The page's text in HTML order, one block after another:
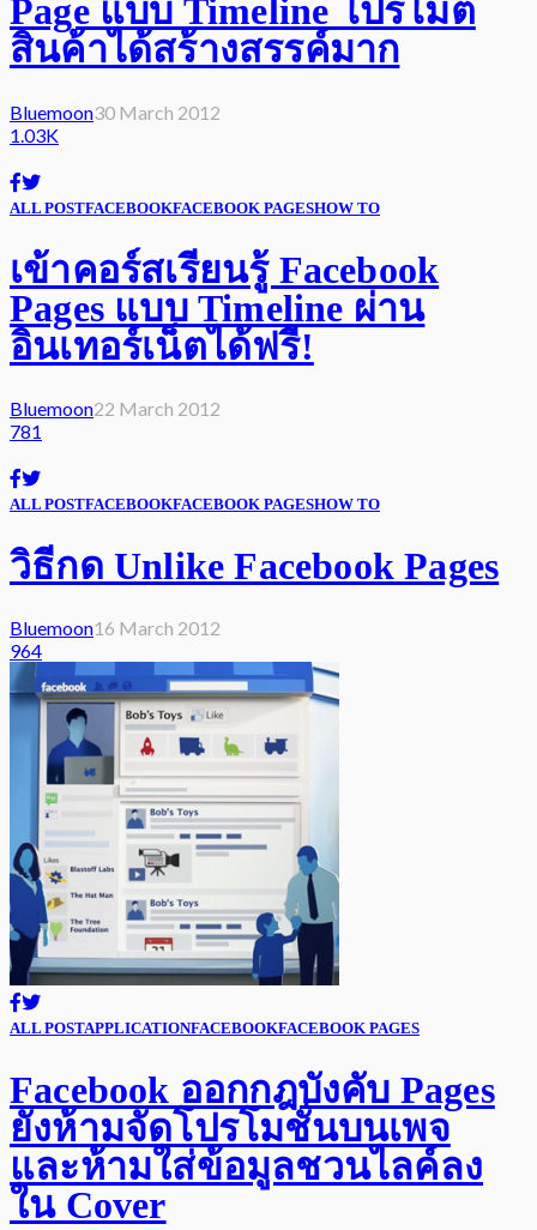
Page แบบ Timeline โปรโมต
สินค้าได้สร้างสรรค์มาก
Bluemoon30 March 2012
1.03K
ALL POSTFACEBOOKFACEBOOK PAGESHOW TO
เข้าคอร์สเรียนรู้ Facebook
Pages แบบ Timeline ผ่าน
อินเทอร์เน็ตได้ฟรี!
Bluemoon22 March 2012
781
ALL POSTFACEBOOKFACEBOOK PAGESHOW TO
วิธีกด Unlike Facebook Pages
Bluemoon16 March 2012
964
ALL POSTAPPLICATIONFACEBOOKFACEBOOK PAGES
Facebook ออกกฎบังคับ Pages
ยังห้ามจัดโปรโมชั่นบนเพจ
และห้ามใส่ข้อมูลชวนไลค์ลง
ใน Cover